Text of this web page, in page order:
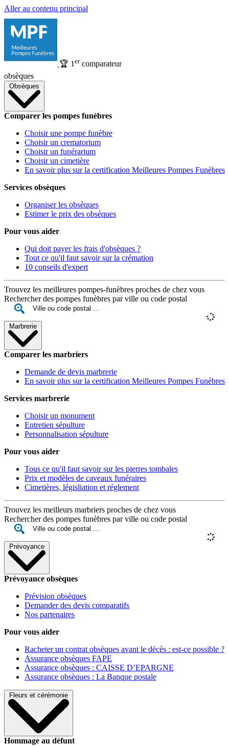
Aller au contenu principal
🏆 1 ercomparateur
obsèques
Obsèques
Comparer les pompes funèbres
Choisir une pompe funèbre
Choisir un crematorium
Choisir un funérarium
Choisir un cimetière
En savoir plus sur la certification Meilleures Pompes Funèbres
Services obsèques
Organiser les obsèques
Estimer le prix des obsèques
Pour vous aider
Qui doit payer les frais d'obsèques ?
Tout ce qu'il faut savoir sur la crémation
10 conseils d'expert
Trouvez les meilleures pompes-funèbres proches de chez vous
Rechercher des pompes funèbres par ville ou code postal
Marbrerie
Comparer les marbriers
Demande de devis marbrerie
En savoir plus sur la certification Meilleures Pompes Funèbres
Services marbrerie
Choisir un monument
Entretien sépulture
Personnalisation sépulture
Pour vous aider
Tous ce qu'il faut savoir sur les pierres tombales
Prix et modèles de caveaux funéraires
Cimetières, législiation et réglement
Trouvez les meilleurs marbriers proches de chez vous
Rechercher des pompes funèbres par ville ou code postal
Prévoyance
Prévoyance obsèques
Prévision obsèques
Demander des devis comparatifs
Nos partenaires
Pour vous aider
Racheter un contrat obsèques avant le décès : est-ce possible ?
Assurance obsèques FAPE
Assurance obsèques : CAISSE D’EPARGNE
Assurance obsèques : La Banque postale
Fleurs et cérémonie
Hommage au défunt